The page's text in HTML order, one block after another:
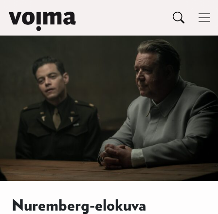
Siirry sisältöön
Päävalikko
Nuremberg-elokuva